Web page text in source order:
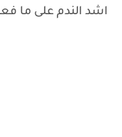
اشد الندم على ما